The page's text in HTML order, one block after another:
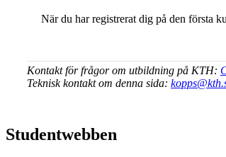
När du har registrerat dig på den första
Kontakt för frågor om utbildning på KTH:
Teknisk kontakt om denna sida:
Studentwebben